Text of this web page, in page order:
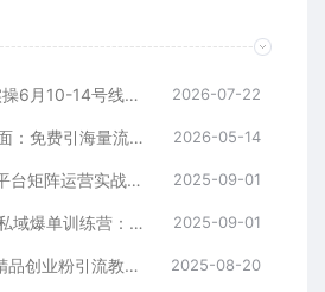
2026AI短视频获客实操6月10-14号线下营，解决视频没流量无客户难题，全套脚本模板实现流量变现 2026-07-22
不用懂技术！幽灵页面：免费引海量流量，匿名做细分领域头部 2026-05-14
【第13521期】三大平台矩阵运营实战：掌握月引流10000+线索的矩阵打法与平台合规策略 2025-09-01
【第13520期】微信私域爆单训练营：一场公开课成交33单案例，99元自动训练营批量变现术 2025-09-01
【第13434期】B站精品创业粉引流教程，团队亲测有效全套引流技术 2025-08-20